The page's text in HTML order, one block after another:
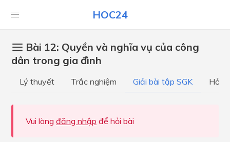
HOC24
Bài 12: Quyền và nghĩa vụ của công
dân trong gia đình
Lý thuyết Trắc nghiệm Giải bài tập SGK Hỏi
Vui lòng đăng nhập để hỏi bài